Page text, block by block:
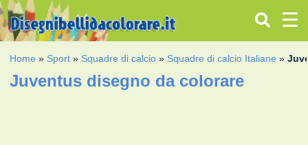
Home » Sport » Squadre di calcio » Squadre di calcio Italiane »
Juventus disegno da colorare